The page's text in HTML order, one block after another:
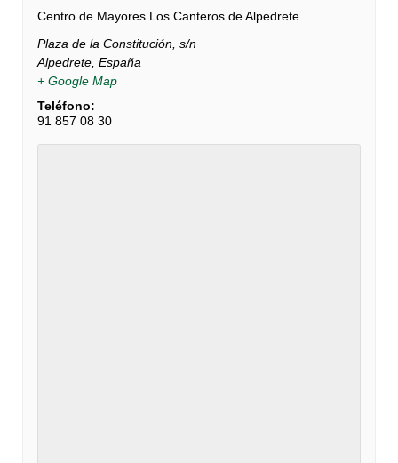
Centro de Mayores Los Canteros de Alpedrete
Plaza de la Constitución, s/n
Alpedrete, España
+ Google Map
Teléfono:
91 857 08 30